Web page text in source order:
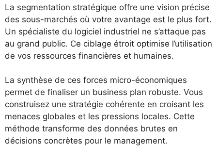
La segmentation stratégique offre une vision précise
des sous-marchés où votre avantage est le plus fort.
Un spécialiste du logiciel industriel ne s’attaque pas
au grand public. Ce ciblage étroit optimise l’utilisation
de vos ressources financières et humaines.
La synthèse de ces forces micro-économiques
permet de finaliser un business plan robuste. Vous
construisez une stratégie cohérente en croisant les
menaces globales et les pressions locales. Cette
méthode transforme des données brutes en
décisions concrètes pour le management.